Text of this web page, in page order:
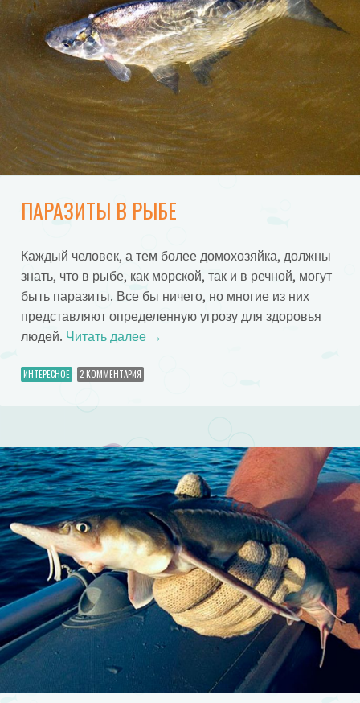
ПАРАЗИТЫ В РЫБЕ
Каждый человек, а тем более домохозяйка, должны
знать, что в рыбе, как морской, так и в речной, могут
быть паразиты. Все бы ничего, но многие из них
представляют определенную угрозу для здоровья
людей. Читать далее →
ИНТЕРЕСНОЕ 2 КОММЕНТАРИЯ